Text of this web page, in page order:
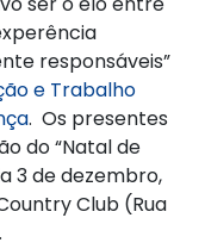
responsáveis”
e Trabalho
. Os presentes
do “Natal de
3 de dezembro,
Club (Rua